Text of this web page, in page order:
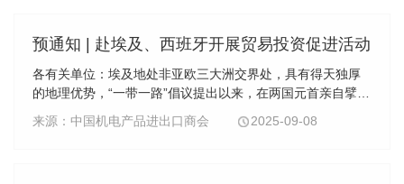
预通知 | 赴埃及、西班牙开展贸易投资促进活动
各有关单位：埃及地处非亚欧三大洲交界处，具有得天独厚
的地理优势，“一带一路”倡议提出以来，在两国元首亲自擘画
和引领下，中埃经贸合作实现跨越式发展，目前中国是埃及
最大贸易伙伴国，也是对埃投资最活跃、增长...
来源：中国机电产品进出口商会 2025-09-08